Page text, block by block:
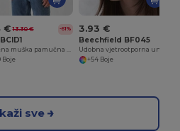
€ 13.30 € -61%
Boje
3.93 €
Beechfield BF045
+54 Boje
sve